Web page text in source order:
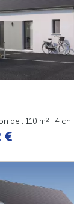
de : 110 m2
| 4 ch.
€